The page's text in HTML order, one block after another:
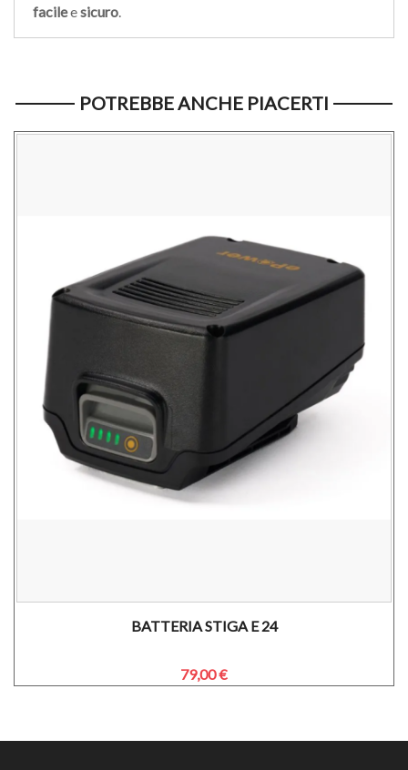
facileesicuro.
POTREBBE ANCHE PIACERTI
BATTERIA STIGA E 24
79,00 €